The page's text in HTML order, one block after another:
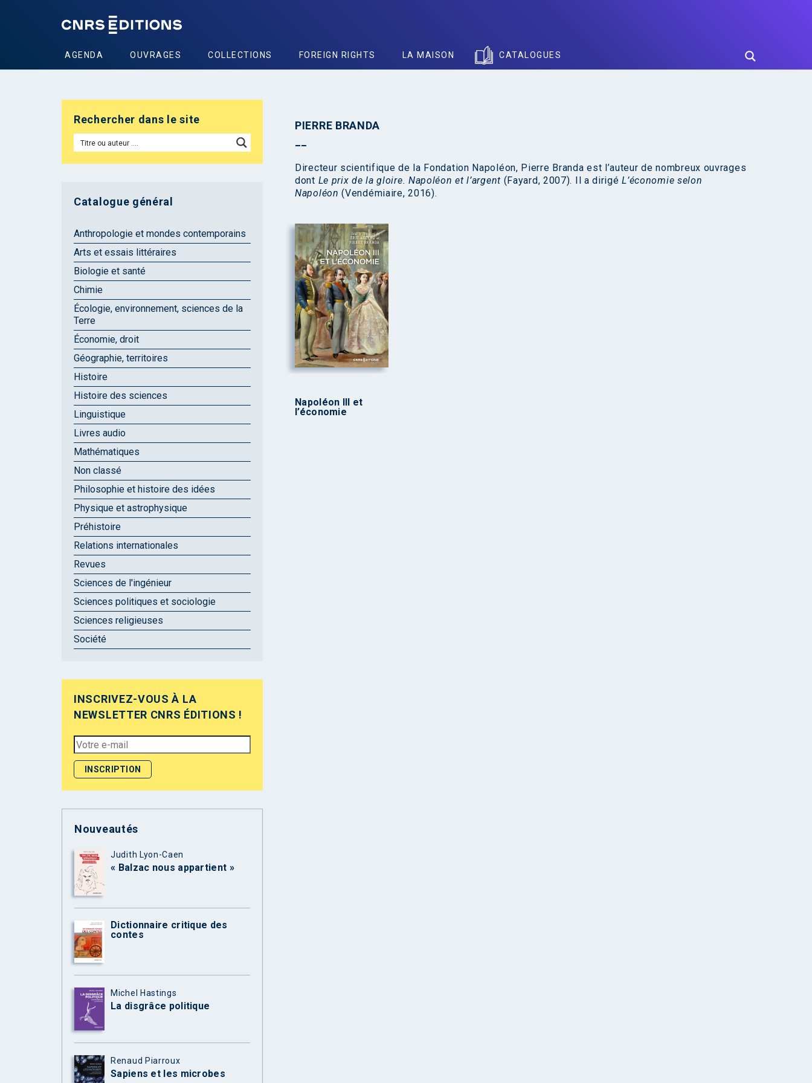
AGENDA OUVRAGES COLLECTIONS FOREIGN RIGHTS LA MAISON CATALOGUES
PIERRE BRANDA
Directeur scientifique de la Fondation Napoléon, Pierre Branda est l’auteur de nombreux ouvrages
dont Le prix de la gloire. Napoléon et l’argent (Fayard, 2007). Il a dirigéL’économie selon
Napoléon (Vendémiaire, 2016).
Napoléon III et
l’économie
Rechercher dans le site
Catalogue général
Anthropologie et mondes contemporains
Arts et essais littéraires
Biologie et santé
Chimie
Écologie, environnement, sciences de la
Terre
Économie, droit
Géographie, territoires
Histoire
Histoire des sciences
Linguistique
Livres audio
Mathématiques
Non classé
Philosophie et histoire des idées
Physique et astrophysique
Préhistoire
Relations internationales
Revues
Sciences de l'ingénieur
Sciences politiques et sociologie
Sciences religieuses
Société
INSCRIVEZ-VOUS À LA
NEWSLETTER CNRS ÉDITIONS !
Nouveautés
Judith Lyon-Caen
« Balzac nous appartient »
Dictionnaire critique des
contes
Michel Hastings
La disgrâce politique
Renaud Piarroux
Sapiens et les microbes